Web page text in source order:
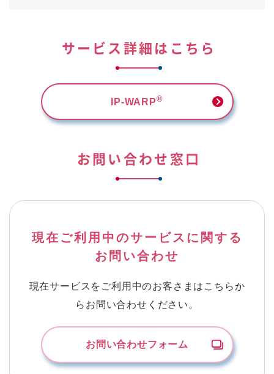
サービス詳細はこちら
IP-WARP®
お問い合わせ窓口
現在ご利用中のサービスに関する
お問い合わせ
現在サービスをご利用中のお客さまはこちらか
らお問い合わせください。
お問い合わせフォーム